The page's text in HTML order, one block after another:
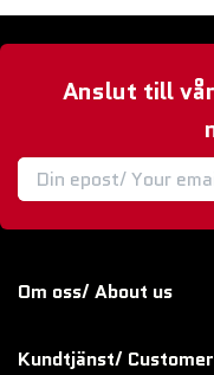
Anslut till
Om oss/ About us
Kundtjänst/